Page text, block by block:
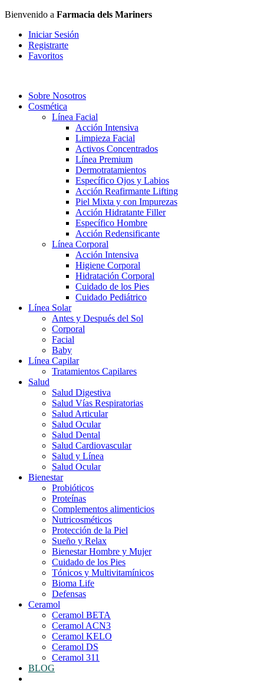
Bienvenido a Farmacia dels Mariners
Iniciar Sesión
Registrarte
Favoritos
Sobre Nosotros
Cosmética
Línea Facial
Acción Intensiva
Limpieza Facial
Activos Concentrados
Línea Premium
Dermotratamientos
Específico Ojos y Labios
Acción Reafirmante Lifting
Piel Mixta y con Impurezas
Acción Hidratante Filler
Específico Hombre
Acción Redensificante
Línea Corporal
Acción Intensiva
Higiene Corporal
Hidratación Corporal
Cuidado de los Pies
Cuidado Pediátrico
Línea Solar
Antes y Después del Sol
Corporal
Facial
Baby
Línea Capilar
Tratamientos Capilares
Salud
Salud Digestiva
Salud Vías Respiratorias
Salud Articular
Salud Ocular
Salud Dental
Salud Cardiovascular
Salud y Línea
Salud Ocular
Bienestar
Probióticos
Proteínas
Complementos alimenticios
Nutricosméticos
Protección de la Piel
Sueño y Relax
Bienestar Hombre y Mujer
Cuidado de los Pies
Tónicos y Multivitamínicos
Bioma Life
Defensas
Ceramol
Ceramol BETA
Ceramol ACN3
Ceramol KELO
Ceramol DS
Ceramol 311
BLOG